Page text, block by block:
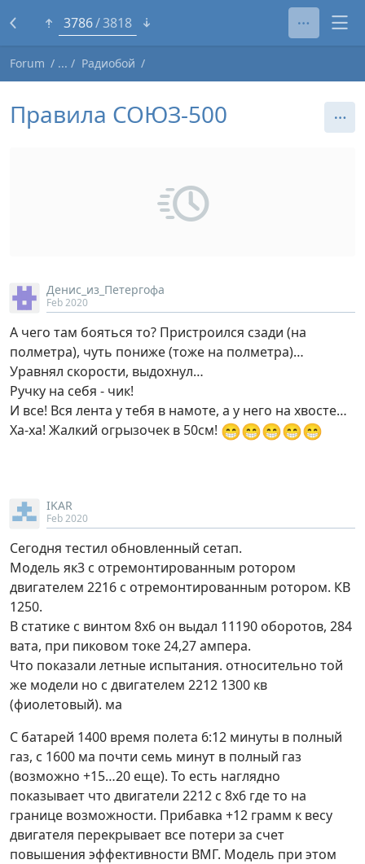
3763 3818
Forum Радиобой
Правила СОЮЗ-500
Денис_из_Петергофа
Feb 2020
А чего там бояться то? Пристроился сзади (на
полметра), чуть пониже (тоже на полметра)…
Уравнял скорости, выдохнул…
Ручку на себя - чик!
И все! Вся лента у тебя в намоте, а у него на хвосте…
Ха-ха! Жалкий огрызочек в 50см! 😁😁😁😁😁
IKAR
Feb 2020
Сегодня тестил обновленный сетап.
Модель як3 с отремонтированным ротором
двигателем 2216 с отремонтированным ротором. КВ
1250.
В статике с винтом 8х6 он выдал 11190 оборотов, 284
вата, при пиковом токе 24,27 ампера.
Что показали летные испытания. относительно той
же модели но с двигателем 2212 1300 кв
(фиолетовый). ма
С батарей 1400 время полета 6:12 минуты в полный
газ, с 1600 ма почти семь минут в полный газ
(возможно +15…20 еще). То есть наглядно
показывает что двигатели 2212 с 8х6 где то на
границе возможности. Прибавка +12 грамм к весу
двигателя перекрывает все потери за счет
повышения эффективности ВМГ. Модель при этом